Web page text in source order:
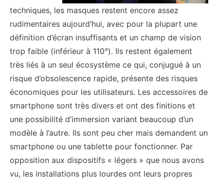
techniques, les masques restent encore assez
rudimentaires aujourd’hui, avec pour la plupart une
définition d’écran insuffisants et un champ de vision
trop faible (inférieur à 110°). Ils restent également
très liés à un seul écosystème ce qui, conjugué à un
risque d’obsolescence rapide, présente des risques
économiques pour les utilisateurs. Les accessoires de
smartphone sont très divers et ont des finitions et
une possibilité d’immersion variant beaucoup d’un
modèle à l’autre. Ils sont peu cher mais demandent un
smartphone ou une tablette pour fonctionner. Par
opposition aux dispositifs « légers » que nous avons
vu, les installations plus lourdes ont leurs propres